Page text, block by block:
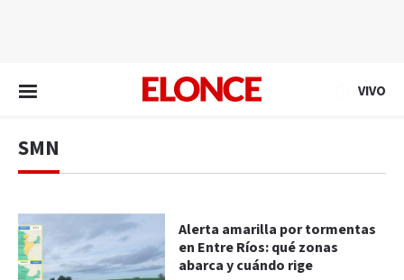
VIVO
SMN
Alerta amarilla por tormentas
en Entre Ríos: qué zonas
abarca y cuándo rige